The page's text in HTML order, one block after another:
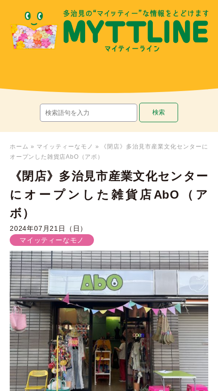
ホーム » マイッティーなモノ »
《閉店》多治見市産業文化センターに
オープンした雑貨店AbO（アボ）
《閉店》多治見市産業文化センター
にオープンした雑貨店AbO（ア
ボ）
2024年07月21日（日）
マイッティーなモノ